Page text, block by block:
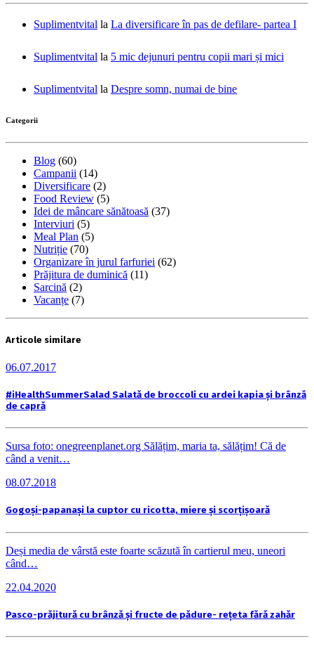
Suplimentvital la La diversificare în pas de defilare- partea I
Suplimentvital la 5 mic dejunuri pentru copii mari și mici
Suplimentvital la Despre somn, numai de bine
Categorii
Blog (60)
Campanii (14)
Diversificare (2)
Food Review (5)
Idei de mâncare sănătoasă (37)
Interviuri (5)
Meal Plan (5)
Nutriție (70)
Organizare în jurul farfuriei (62)
Prăjitura de duminică (11)
Sarcină (2)
Vacanțe (7)
Articole similare
06.07.2017
#iHealthSummerSalad Salată de broccoli cu ardei kapia și brânză
de capră
Sursa foto: onegreenplanet.org Sălățim, maria ta, sălățim! Că de
când a venit…
08.07.2018
Gogoși-papanași la cuptor cu ricotta, miere și scorțișoară
Deși media de vârstă este foarte scăzută în cartierul meu, uneori
când…
22.04.2020
Pasco-prăjitură cu brânză și fructe de pădure- rețeta fără zahăr